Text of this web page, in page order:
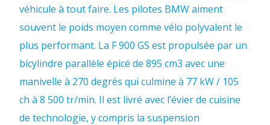
véhicule à tout faire. Les pilotes BMW aiment
souvent le poids moyen comme vélo polyvalent le
plus performant. La F 900 GS est propulsée par un
bicylindre parallèle épicé de 895 cm3 avec une
manivelle à 270 degrés qui culmine à 77 kW / 105
ch à 8 500 tr/min. Il est livré avec l’évier de cuisine
de technologie, y compris la suspension